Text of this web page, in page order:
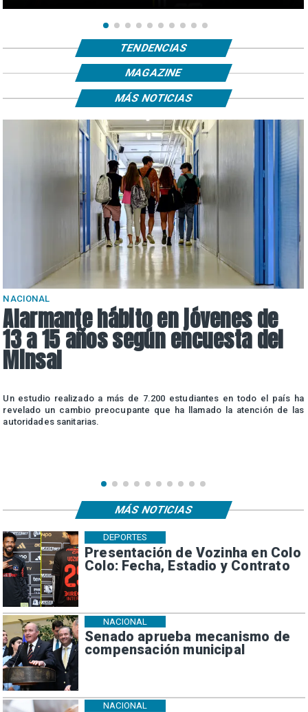
TENDENCIAS
MAGAZINE
NACIONAL
Alarmante hábito en jóvenes de
13 a 15 años según encuesta del
Minsal
Un estudio realizado a más de 7.200 estudiantes en todo el país ha
revelado un cambio preocupante que ha llamado la atención de las
autoridades sanitarias.
MÁS NOTICIAS
Presentación de Vozinha en Colo
Colo: Fecha, Estadio y Contrato
DEPORTES
Senado aprueba mecanismo de
compensación municipal
NACIONAL
NACIONAL
MÁS NOTICIAS